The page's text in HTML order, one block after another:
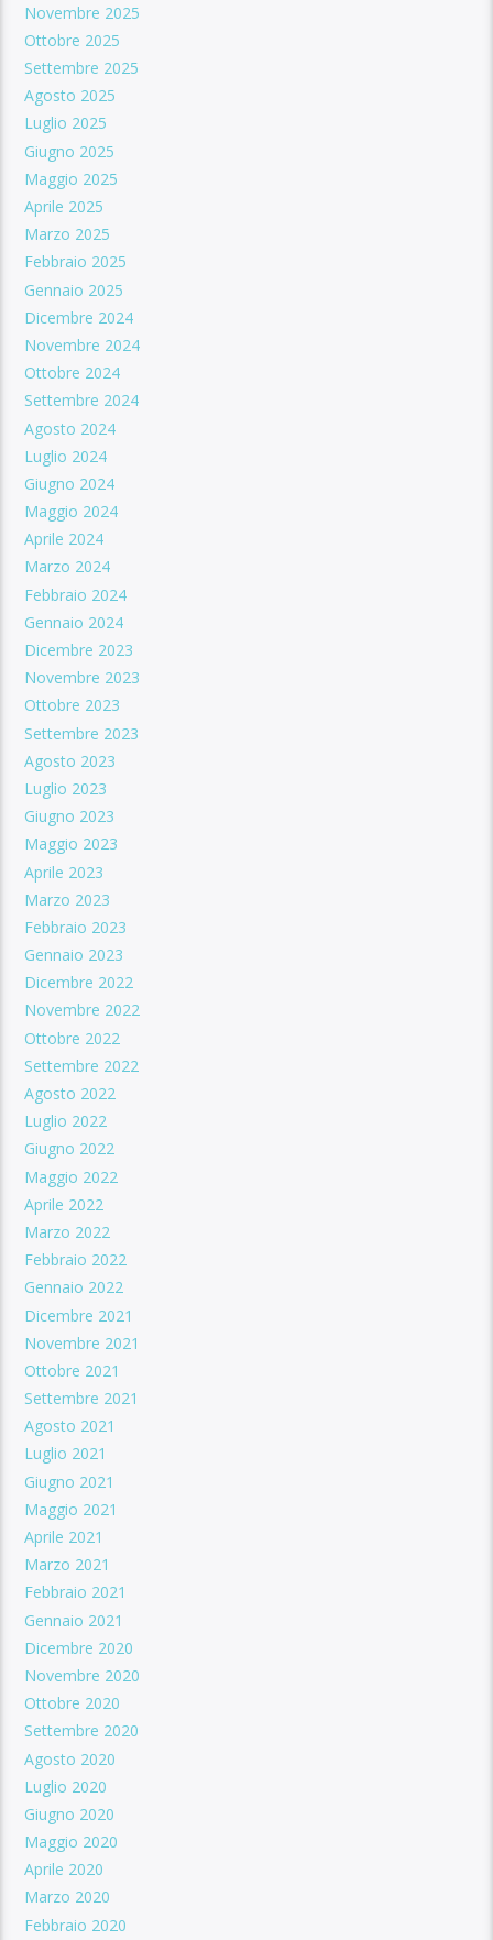
Novembre 2025
Ottobre 2025
Settembre 2025
Agosto 2025
Luglio 2025
Giugno 2025
Maggio 2025
Aprile 2025
Marzo 2025
Febbraio 2025
Gennaio 2025
Dicembre 2024
Novembre 2024
Ottobre 2024
Settembre 2024
Agosto 2024
Luglio 2024
Giugno 2024
Maggio 2024
Aprile 2024
Marzo 2024
Febbraio 2024
Gennaio 2024
Dicembre 2023
Novembre 2023
Ottobre 2023
Settembre 2023
Agosto 2023
Luglio 2023
Giugno 2023
Maggio 2023
Aprile 2023
Marzo 2023
Febbraio 2023
Gennaio 2023
Dicembre 2022
Novembre 2022
Ottobre 2022
Settembre 2022
Agosto 2022
Luglio 2022
Giugno 2022
Maggio 2022
Aprile 2022
Marzo 2022
Febbraio 2022
Gennaio 2022
Dicembre 2021
Novembre 2021
Ottobre 2021
Settembre 2021
Agosto 2021
Luglio 2021
Giugno 2021
Maggio 2021
Aprile 2021
Marzo 2021
Febbraio 2021
Gennaio 2021
Dicembre 2020
Novembre 2020
Ottobre 2020
Settembre 2020
Agosto 2020
Luglio 2020
Giugno 2020
Maggio 2020
Aprile 2020
Marzo 2020
Febbraio 2020